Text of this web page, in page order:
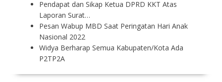
Pendapat dan Sikap Ketua DPRD KKT Atas
Laporan Surat…
Pesan Wabup MBD Saat Peringatan Hari Anak
Nasional 2022
Widya Berharap Semua Kabupaten/Kota Ada
P2TP2A